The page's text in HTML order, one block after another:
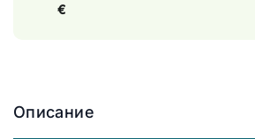
€
Описание